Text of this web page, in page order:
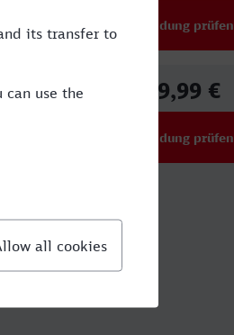
Verbindung prüfen
59,99 €
Verbindung prüfen